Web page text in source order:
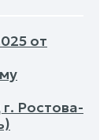
от
Ростова-